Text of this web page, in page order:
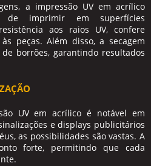
a impressão UV em acrílico
de imprimir em superfícies
aos raios UV, confere
peças. Além disso, a secagem
borrões, garantindo resultados
UV em acrílico é notável em
e displays publicitários
as possibilidades são vastas. A
forte, permitindo que cada